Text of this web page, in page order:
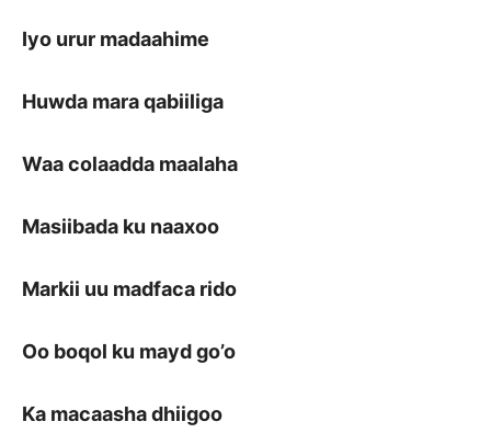
Iyo urur madaahime
Huwda mara qabiiliga
Waa colaadda maalaha
Masiibada ku naaxoo
Markii uu madfaca rido
Oo boqol ku mayd go’o
Ka macaasha dhiigoo